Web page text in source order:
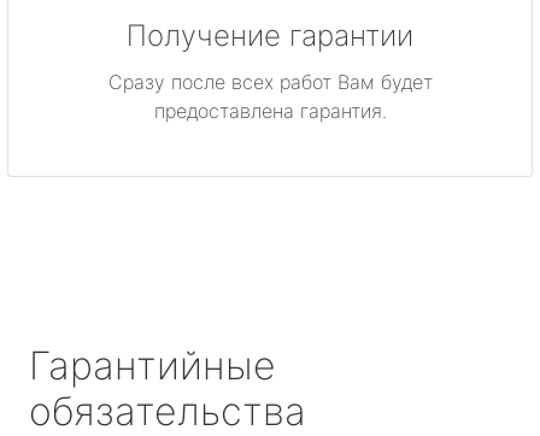
Получение гарантии
Сразу после всех работ Вам будет
предоставлена гарантия.
Гарантийные
обязательства